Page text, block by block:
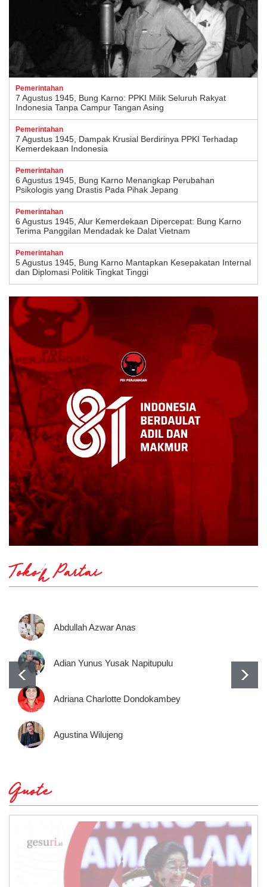
Pemerintahan
7 Agustus 1945, Bung Karno: PPKI Milik Seluruh Rakyat
Indonesia Tanpa Campur Tangan Asing
Pemerintahan
7 Agustus 1945, Dampak Krusial Berdirinya PPKI Terhadap
Kemerdekaan Indonesia
Pemerintahan
6 Agustus 1945, Bung Karno Menangkap Perubahan
Psikologis yang Drastis Pada Pihak Jepang
Pemerintahan
6 Agustus 1945, Alur Kemerdekaan Dipercepat: Bung Karno
Terima Panggilan Mendadak ke Dalat Vietnam
Pemerintahan
5 Agustus 1945, Bung Karno Mantapkan Kesepakatan Internal
dan Diplomasi Politik Tingkat Tinggi
Tokoh Partai
Abdullah Azwar Anas
Adian Yunus Yusak Napitupulu
Adriana Charlotte Dondokambey
Agustina Wilujeng
Quote